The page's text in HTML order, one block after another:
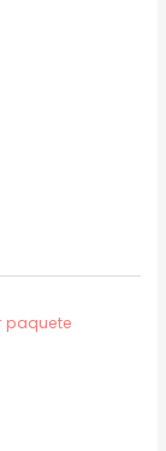
paquete